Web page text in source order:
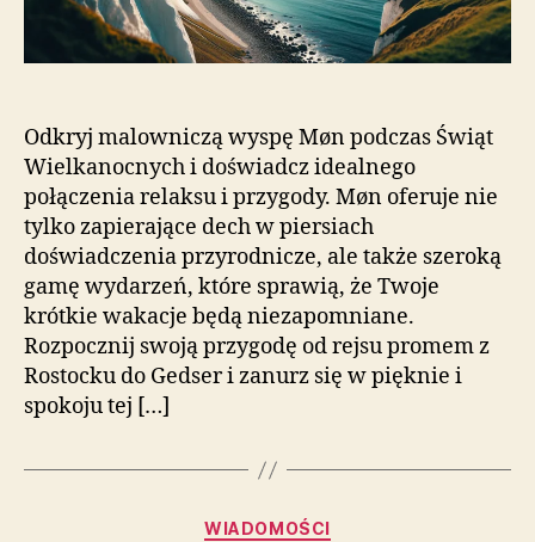
Odkryj malowniczą wyspę Møn podczas Świąt
Wielkanocnych i doświadcz idealnego
połączenia relaksu i przygody. Møn oferuje nie
tylko zapierające dech w piersiach
doświadczenia przyrodnicze, ale także szeroką
gamę wydarzeń, które sprawią, że Twoje
krótkie wakacje będą niezapomniane.
Rozpocznij swoją przygodę od rejsu promem z
Rostocku do Gedser i zanurz się w pięknie i
spokoju tej […]
Kategorie
WIADOMOŚCI